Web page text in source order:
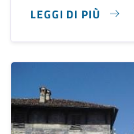
CARMAGNOLA,
LEGGI DI PIÙ
SU ABBAZIA